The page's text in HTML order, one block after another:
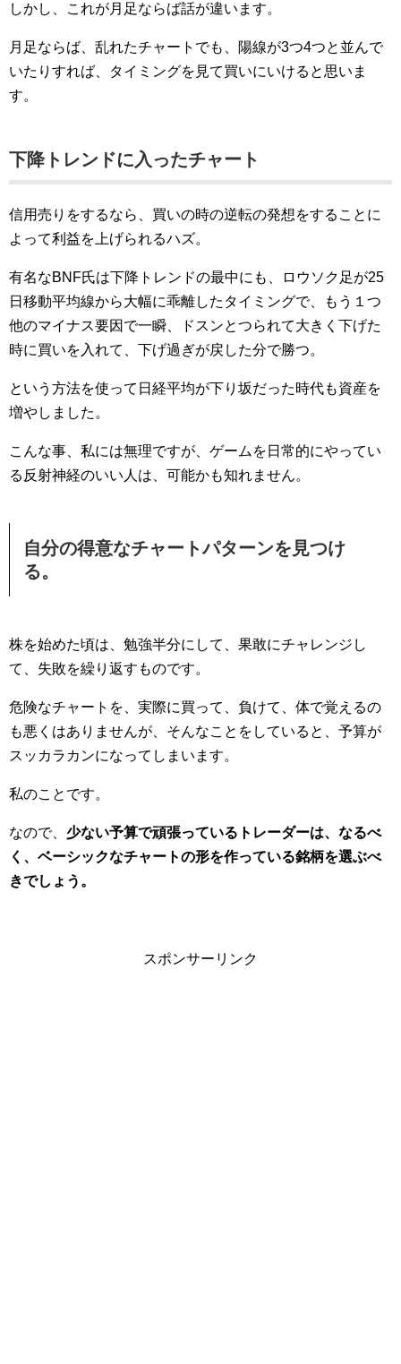
しかし、これが月足ならば話が違います。
月足ならば、乱れたチャートでも、陽線が3つ4つと並んで
いたりすれば、タイミングを見て買いにいけると思いま
す。
下降トレンドに入ったチャート
信用売りをするなら、買いの時の逆転の発想をすることに
よって利益を上げられるハズ。
有名なBNF氏は下降トレンドの最中にも、ロウソク足が25
日移動平均線から大幅に乖離したタイミングで、もう１つ
他のマイナス要因で一瞬、ドスンとつられて大きく下げた
時に買いを入れて、下げ過ぎが戻した分で勝つ。
という方法を使って日経平均が下り坂だった時代も資産を
増やしました。
こんな事、私には無理ですが、ゲームを日常的にやってい
る反射神経のいい人は、可能かも知れません。
自分の得意なチャートパターンを見つけ
る。
株を始めた頃は、勉強半分にして、果敢にチャレンジし
て、失敗を繰り返すものです。
危険なチャートを、実際に買って、負けて、体で覚えるの
も悪くはありませんが、そんなことをしていると、予算が
スッカラカンになってしまいます。
私のことです。
なので、 少ない予算で頑張っているトレーダーは、なるべ
く、ベーシックなチャートの形を作っている銘柄を選ぶべ
きでしょう。
スポンサーリンク